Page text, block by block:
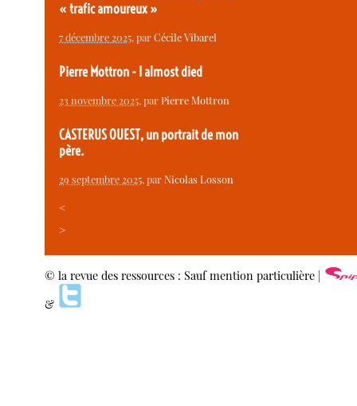
« trafic amoureux »
7 décembre 2025, parCécile Vibarel
Pierre Mottron - I almost died
23 novembre 2025, parPierre Mottron
CASTERUS OUEST, un portrait de mon
père.
29 septembre 2025, parNicolas Losson
<
>
© la revue des ressources : Sauf mention particulière |
&